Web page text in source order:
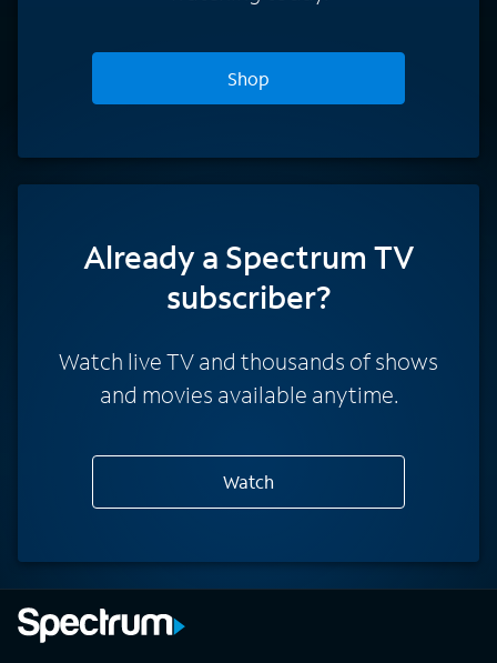
Shop
Already a Spectrum TV
subscriber?
Watch live TV and thousands of shows
and movies available anytime.
Watch